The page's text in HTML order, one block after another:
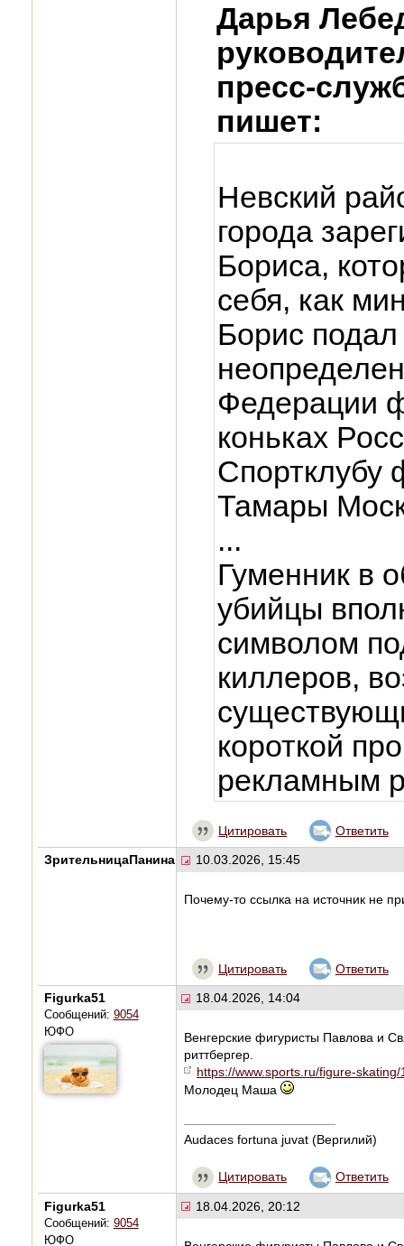
Дарья
пресс-
пишет:
Невский
города
Бориса,
себя, как
Борис
Федерации
коньках
Спортклубу
Тамары
...
Гуменник в
убийцы
символом
киллеров,
короткой
рекламным
Цитировать Ответить
ЗрительницаПанина 10.03.2026, 15:45
Почему-то ссылка на источник не
Цитировать Ответить
Figurka51
Сообщений: 9054
ЮФО
18.04.2026, 14:04
Венгерские фигуристы Павлова и
риттбергер.
https://www.sports.ru/figure-
Молодец Маша
Audaces fortuna juvat (Вергилий)
Цитировать Ответить
Figurka51
Сообщений: 9054
ЮФО
18.04.2026, 20:12